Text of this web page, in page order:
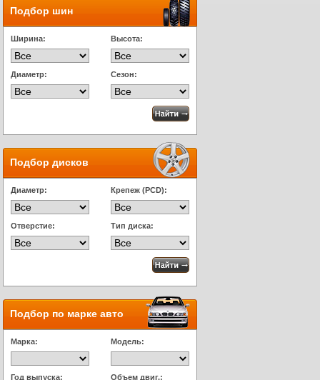
Подбор шин
Ширина: Высота:
Диаметр: Сезон:
Подбор дисков
Диаметр: Крепеж (PCD):
Отверстие: Тип диска:
Подбор по марке авто
Марка: Модель:
Год выпуска: Объем двиг.: